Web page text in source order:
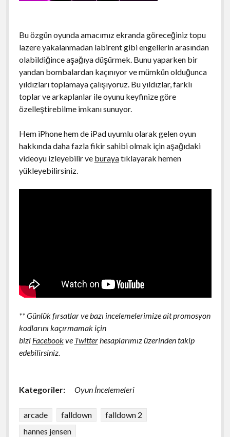
Bu özgün oyunda amacımız ekranda göreceğiniz topu
lazere yakalanmadan labirent gibi engellerin arasından
olabildiğince aşağıya düşürmek. Bunu yaparken bir
yandan bombalardan kaçınıyor ve mümkün olduğunca
yıldızları toplamaya çalışıyoruz. Bu yıldızlar, farklı
toplar ve arkaplanlar ile oyunu keyfinize göre
özelleştirebilme imkanı sunuyor.
Hem iPhone hem de iPad uyumlu olarak gelen oyun
hakkında daha fazla fikir sahibi olmak için aşağıdaki
videoyu izleyebilir ve burayatıklayarak hemen
yükleyebilirsiniz.
** Günlük fırsatlar ve bazı incelemelerimize ait promosyon
kodlarını kaçırmamak için
bizi Facebookve Twitterhesaplarımız üzerinden takip
edebilirsiniz.
Kategoriler: Oyun İncelemeleri
arcade falldown
falldown 2
hannes jensen